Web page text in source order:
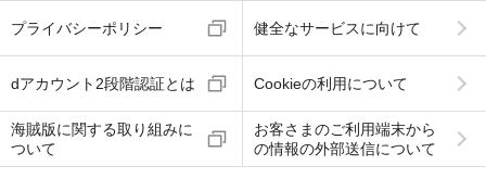
プライバシーポリシー 健全なサービスに向けて
dアカウント2段階認証とは Cookieの利用について
海賊版に関する取り組みに
ついて
お客さまのご利用端末から
の情報の外部送信について